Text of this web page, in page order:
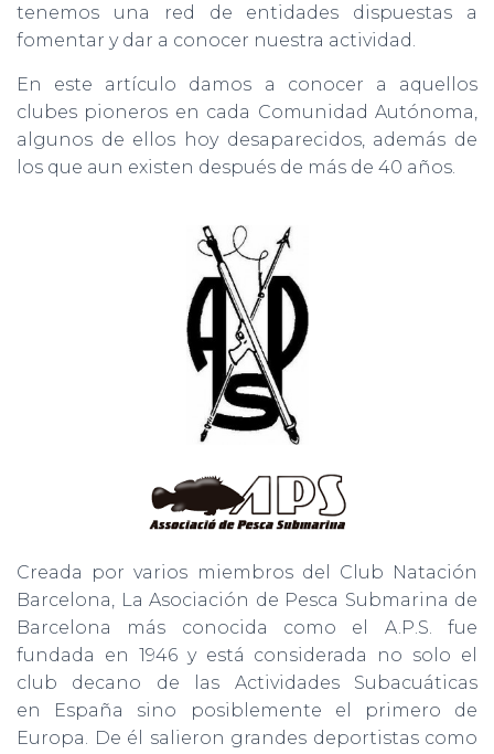
tenemos una red de entidades dispuestas a
fomentar y dar a conocer nuestra actividad.
En este artículo damos a conocer a aquellos
clubes pioneros en cada Comunidad Autónoma,
algunos de ellos hoy desaparecidos, además de
los que aun existen después de más de 40 años.
Creada por varios miembros del Club Natación
Barcelona, La Asociación de Pesca Submarina de
Barcelona más conocida como el A.P.S. fue
fundada en 1946 y está considerada no solo el
club decano de las Actividades Subacuáticas
en España sino posiblemente el primero de
Europa. De él salieron grandes deportistas como